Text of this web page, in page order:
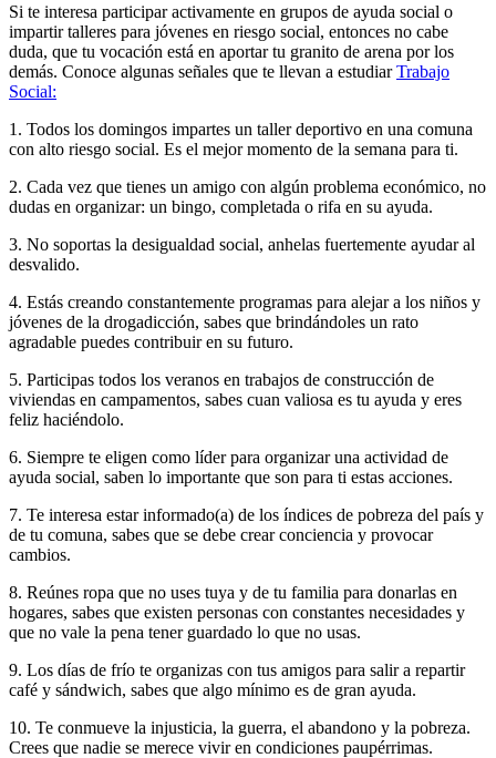
Si te interesa participar activamente en grupos de ayuda social o
impartir talleres para jóvenes en riesgo social, entonces no cabe
duda, que tu vocación está en aportar tu granito de arena por los
demás. Conoce algunas señales que te llevan a estudiarTrabajo
Social:
1. Todos los domingos impartes un taller deportivo en una comuna
con alto riesgo social. Es el mejor momento de la semana para ti.
2. Cada vez que tienes un amigo con algún problema económico, no
dudas en organizar: un bingo, completada o rifa en su ayuda.
3. No soportas la desigualdad social, anhelas fuertemente ayudar al
desvalido.
4. Estás creando constantemente programas para alejar a los niños y
jóvenes de la drogadicción, sabes que brindándoles un rato
agradable puedes contribuir en su futuro.
5. Participas todos los veranos en trabajos de construcción de
viviendas en campamentos, sabes cuan valiosa es tu ayuda y eres
feliz haciéndolo.
6. Siempre te eligen como líder para organizar una actividad de
ayuda social, saben lo importante que son para ti estas acciones.
7. Te interesa estar informado(a) de los índices de pobreza del país y
de tu comuna, sabes que se debe crear conciencia y provocar
cambios.
8. Reúnes ropa que no uses tuya y de tu familia para donarlas en
hogares, sabes que existen personas con constantes necesidades y
que no vale la pena tener guardado lo que no usas.
9. Los días de frío te organizas con tus amigos para salir a repartir
café y sándwich, sabes que algo mínimo es de gran ayuda.
10. Te conmueve la injusticia, la guerra, el abandono y la pobreza.
Crees que nadie se merece vivir en condiciones paupérrimas.